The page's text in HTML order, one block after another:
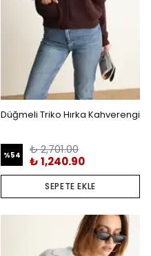
Düğmeli Triko Hırka Kahverengi
%54
₺ 2,701.00
₺ 1,240.90
SEPETE EKLE